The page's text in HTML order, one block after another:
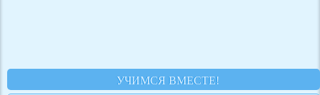
УЧИМСЯ ВМЕСТЕ!